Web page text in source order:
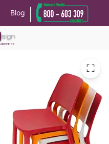
Blog alla privacy